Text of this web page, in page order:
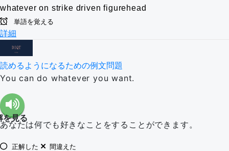
whatever on strike driven figurehead
単語を覚える
詳細
読めるようになるための例文問題
You can do whatever you want.
を見る
あなたは何でも好きなことをすることができます。
正解した
間違えた